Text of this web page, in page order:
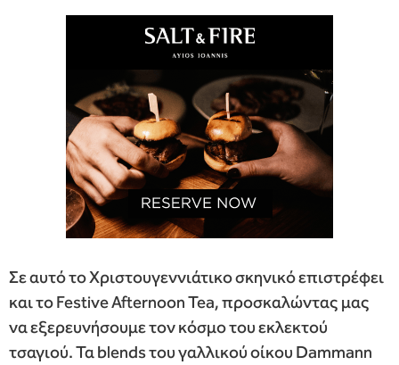
Σε αυτό το Χριστουγεννιάτικο σκηνικό επιστρέφει
και το Festive Afternoon Tea, προσκαλώντας μας
να εξερευνήσουμε τον κόσμο του εκλεκτού
τσαγιού. Τα blends του γαλλικού οίκου Dammann